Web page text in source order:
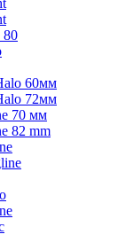
80
60мм
72мм
70 мм
82 mm